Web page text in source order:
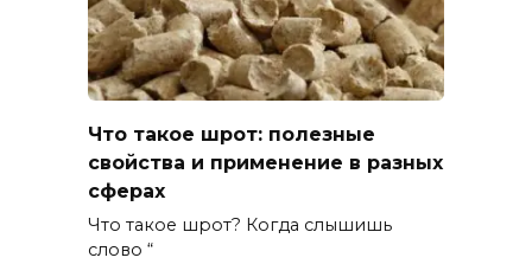
Что такое шрот: полезные
свойства и применение в разных
сферах
Что такое шрот? Когда слышишь
слово “